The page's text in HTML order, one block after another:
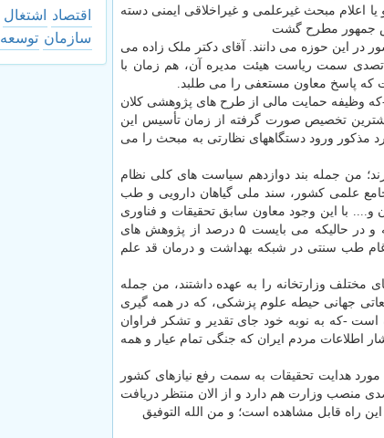
۲۵ میلیون ایرانی نسبت به کرونا و یا اعلام مبحث غیرعلمی و غیراخلاقی ایمنی دسته
این حوزه می دانند. آقای دکتر ملک زاده می
سمت ریاست هیئت مدیره آن، هم زمان با
که پاسخ معاون مستعفی را می طلبد.
وظیفه حمایت مالی از طرح های پژوهشی کلان
تخصیص صورت گرفته از زمان تأسیس این
مذکور ورود دستگاههای نظارتی به مبحث را می
من جمله بند دوازدهم سیاست های کلی نظام
علمی کشور، سند ملی گیاهان دارویی و طب
با این وجود معاون سابق تحقیقات و فناوری
وزارت بهداشت با بی اعتقادی به استفاده از درمان های مکمل به تمسخر طب سنتی پرداخته و در حالیکه می بایست ۵ درصد از پژوهش های
طب سنتی در شبکه بهداشت و درمان قد علم
مختلف وزارتخانه را به عهده داشتند، من جمله
جهانی حیطه علوم پزشکی، که در همه گیری
-که به نوبه خود جای تقدیر و تشکر فراوان
اطلاعات مردم ایران که جنگی تمام عیار و همه
هدایت تحقیقات به سمت رفع نیازهای کشور
دکتر نمکی وزیر محترم بهداشت، درمان و آموزش پزشکی در طول ۲۳ ماه تصدی منصب وزارت هم دارد و از الان منتظر دریافت
راه قابل مشاهده است؛ و من الله التوفیق
اقتصاد اشتغال
سازمان توسعه